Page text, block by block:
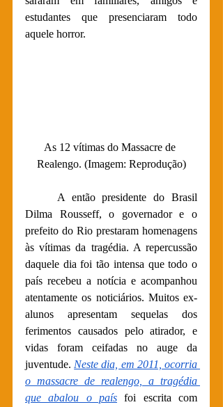
estudantes que presenciaram todo
aquele horror.
As 12 vítimas do Massacre de
Realengo. (Imagem: Reprodução)
A então presidente do Brasil
Dilma Rousseff, o governador e o
prefeito do Rio prestaram homenagens
às vítimas da tragédia. A repercussão
daquele dia foi tão intensa que todo o
país recebeu a notícia e acompanhou
atentamente os noticiários. Muitos ex-
alunos apresentam sequelas dos
ferimentos causados pelo atirador, e
vidas foram ceifadas no auge da
juventude. Neste dia, em 2011, ocorria
o massacre de realengo, a tragédia
que abalou o país foi escrita com